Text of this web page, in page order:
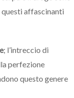
affascinanti
; l’intreccio di
perfezione
questo genere